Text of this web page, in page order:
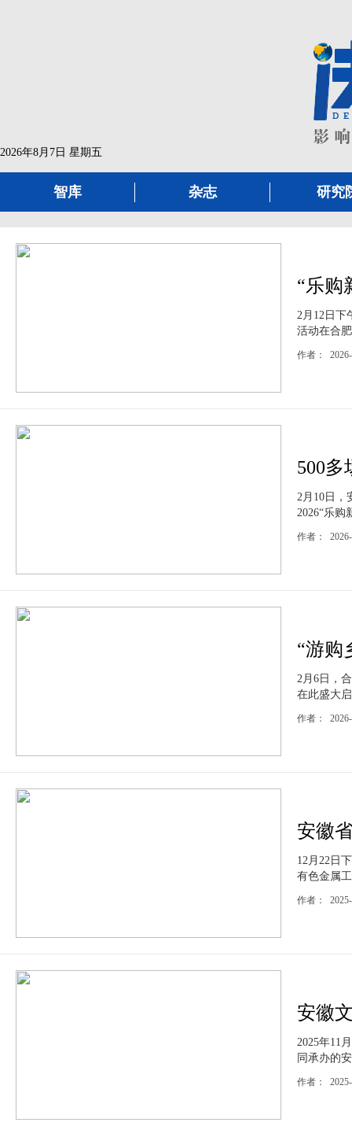
2026年8月7日 星期五
智库 杂志 研究
“乐购
2月12日下
活动在合
作者：
500
2月10日，
2026“乐购
作者：
“游购
2月6日，
在此盛大
作者：
安徽
12月22日
有色金属
作者：
安徽
2025年11
同承办的
作者：